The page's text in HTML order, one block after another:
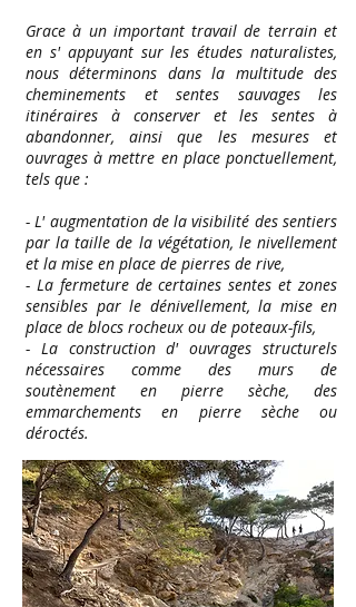
Grace à un important travail de terrain et
en s' appuyant sur les études naturalistes,
nous déterminons dans la multitude des
cheminements et sentes sauvages les
itinéraires à conserver et les sentes à
abandonner, ainsi que les mesures et
ouvrages à mettre en place ponctuellement,
tels que :
- L' augmentation de la visibilité des sentiers
par la taille de la végétation, le nivellement
et la mise en place de pierres de rive,
- La fermeture de certaines sentes et zones
sensibles par le dénivellement, la mise en
place de blocs rocheux ou de poteaux-fils,
- La construction d' ouvrages structurels
nécessaires comme des murs de
soutènement en pierre sèche, des
emmarchements en pierre sèche ou
déroctés.